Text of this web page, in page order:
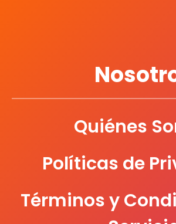
Quiénes
Políticas de
Términos y